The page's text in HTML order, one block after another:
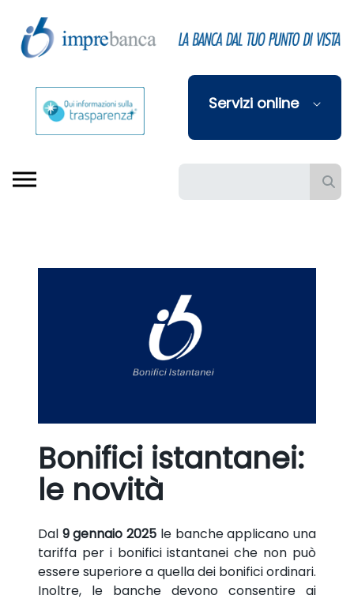
Skip to Main Content
Servizi online
Barra di ricerca
Bonifici istantanei:
le novità
Dal 9 gennaio 2025 le banche applicano una
tariffa per i bonifici istantanei che non può
essere superiore a quella dei bonifici ordinari.
Inoltre, le banche devono consentire ai